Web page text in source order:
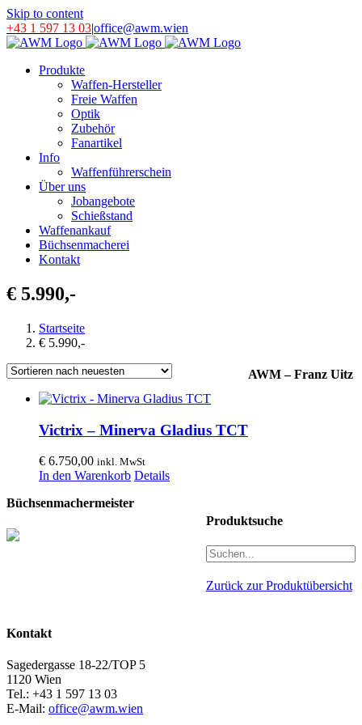
Skip to content
+43 1 597 13 03|office@awm.wien
Produkte
Waffen-Hersteller
Freie Waffen
Optik
Zubehör
Fanartikel
Info
Waffenführerschein
Über uns
Jobangebote
Schießstand
Waffenankauf
Büchsenmacherei
Kontakt
€ 5.990,-
Startseite
€ 5.990,-
Victrix – Minerva Gladius TCT
€ 6.750,00 inkl. MwSt
In den Warenkorb Details
Produktsuche
Zurück zur Produktübersicht
AWM – Franz Uitz
Büchsenmachermeister
Kontakt
Sagedergasse 18-22/TOP 5
1120 Wien
Tel.: +43 1 597 13 03
E-Mail: office@awm.wien